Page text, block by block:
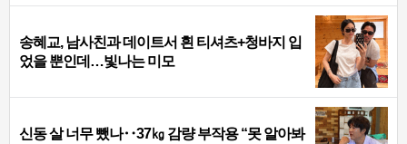
송혜교, 남사친과 데이트서 흰 티셔츠+청바지 입
었을 뿐인데…빛나는 미모
신동 살 너무 뺐나‥37㎏ 감량 부작용 “못 알아봐